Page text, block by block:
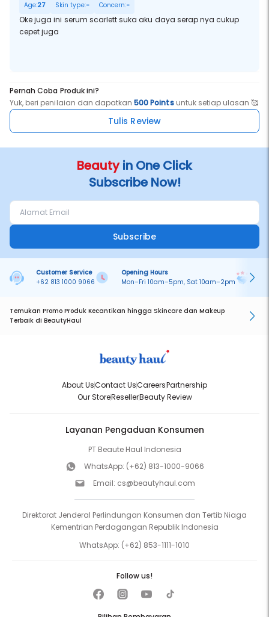
Age:27 Skin type:- Concern:-
Oke juga ini serum scarlett suka aku daya serap nya cukup
cepet juga
Pernah Coba Produk ini?
Yuk, beri penilaian dan dapatkan500 Pointsuntuk setiap ulasan 🥰
Tulis Review
Beautyin One Click
Subscribe Now!
Subscribe
Customer Service
+62 813 1000 9066
Opening Hours
Mon–Fri 10am–5pm, Sat 10am–2pm
Temukan Promo Produk Kecantikan hingga Skincare dan Makeup
Terbaik di BeautyHaul
About UsContact UsCareersPartnership
Our StoreResellerBeauty Review
Layanan Pengaduan Konsumen
PT Beaute Haul Indonesia
WhatsApp: (+62) 813-1000-9066
Email: cs@beautyhaul.com
Direktorat Jenderal Perlindungan Konsumen dan Tertib Niaga
Kementrian Perdagangan Republik Indonesia
WhatsApp: (+62) 853-1111-1010
Follow us!